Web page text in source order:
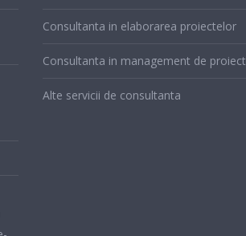
Consultanta in elaborarea proiectelor
Consultanta in management de proiect
Alte servicii de consultanta